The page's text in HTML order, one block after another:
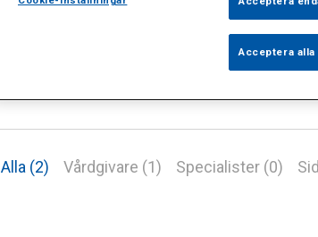
Alla (2) Vårdgivare (1) Specialister (0)
Acceptera